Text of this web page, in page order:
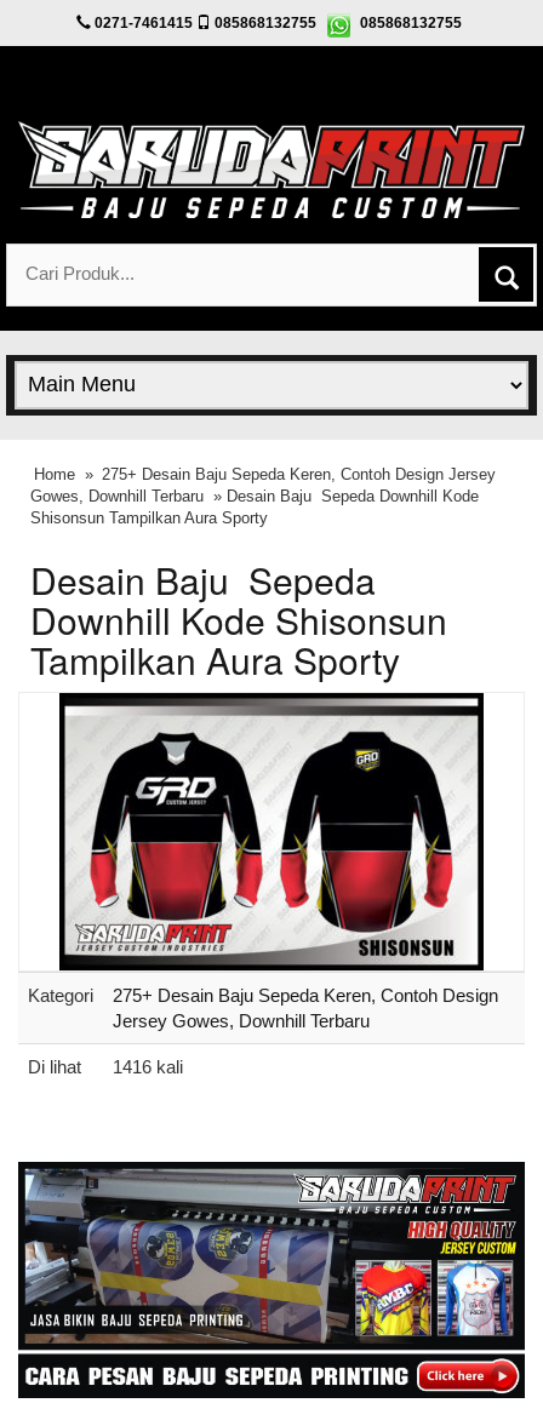
0271-7461415 085868132755 085868132755
Home » 275+ Desain Baju Sepeda Keren, Contoh Design Jersey
Gowes, Downhill Terbaru » Desain Baju Sepeda Downhill Kode
Shisonsun Tampilkan Aura Sporty
Desain Baju Sepeda
Downhill Kode Shisonsun
Tampilkan Aura Sporty
Kategori
275+ Desain Baju Sepeda Keren, Contoh Design
Jersey Gowes, Downhill Terbaru
Di lihat 1416 kali